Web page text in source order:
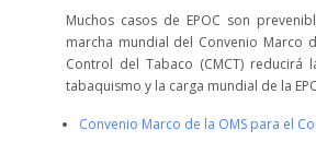
Muchos casos de EPOC son
marcha mundial del Convenio Marco
Control del Tabaco (CMCT) reducirá
tabaquismo y la carga mundial de la
Convenio Marco de la OMS para el